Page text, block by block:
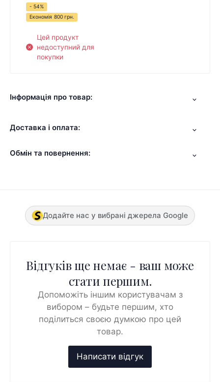
- 54%
Економія 800 грн.
Цей продукт
недоступний для
покупки
Інформація про товар:
Доставка і оплата:
Обмін та повернення:
Додайте нас у вибрані джерела Google
Відгуків ще немає - ваш може
стати першим.
Допоможіть іншим користувачам з
вибором – будьте першим, хто
поділиться своєю думкою про цей
товар.